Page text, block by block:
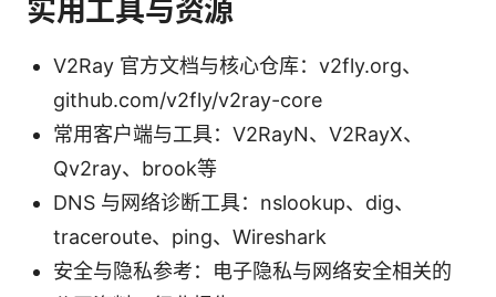
实用工具与资源
V2Ray 官方文档与核心仓库：v2fly.org、
github.com/v2fly/v2ray-core
常用客户端与工具：V2RayN、V2RayX、
Qv2ray、brook等
DNS 与网络诊断工具：nslookup、dig、
traceroute、ping、Wireshark
安全与隐私参考：电子隐私与网络安全相关的